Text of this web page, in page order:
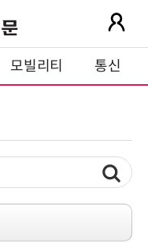
모빌리티 통신